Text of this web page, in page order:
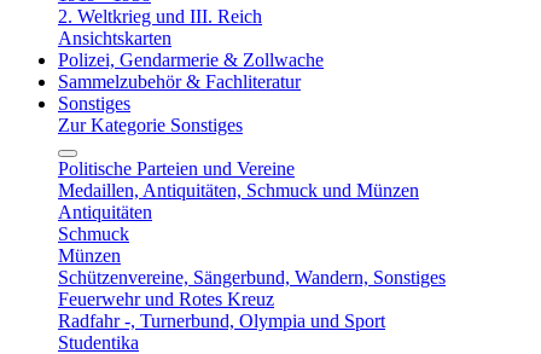
2. Weltkrieg und III. Reich
Ansichtskarten
Polizei, Gendarmerie & Zollwache
Sammelzubehör & Fachliteratur
Sonstiges
Zur Kategorie Sonstiges
Politische Parteien und Vereine
Medaillen, Antiquitäten, Schmuck und Münzen
Antiquitäten
Schmuck
Münzen
Schützenvereine, Sängerbund, Wandern, Sonstiges
Feuerwehr und Rotes Kreuz
Radfahr -, Turnerbund, Olympia und Sport
Studentika